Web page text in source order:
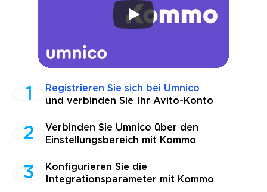
Registrieren Sie sich bei Umnico
und verbinden Sie Ihr Avito-Konto
Verbinden Sie Umnico über den
Einstellungsbereich mit Kommo
Konfigurieren Sie die
Integrationsparameter mit Kommo